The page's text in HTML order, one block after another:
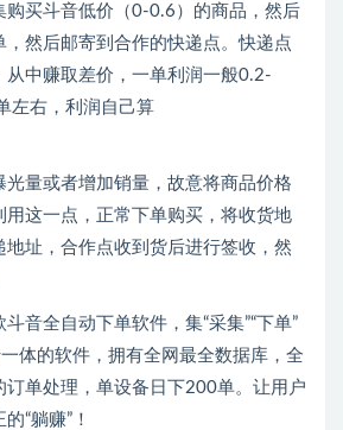
购买斗音低价（0-0.6）的商品，然后
，然后邮寄到合作的快递点。快递点
从中赚取差价，一单利润一般0.2-
左右，利润自己算
光量或者增加销量，故意将商品价格
用这一点，正常下单购买，将收货地
地址，合作点收到货后进行签收，然
斗音全自动下单软件，集“采集”“下单”
体的软件，拥有全网最全数据库，全
订单处理，单设备日下200单。让用户
“躺赚”！